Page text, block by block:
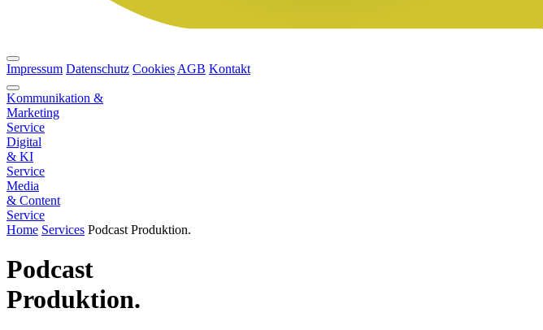
Impressum Datenschutz Cookies AGB Kontakt
Kommunikation &
Marketing
Service
Digital
& KI
Service
Media
& Content
Service
Home Services Podcast Produktion.
Podcast
Produktion.